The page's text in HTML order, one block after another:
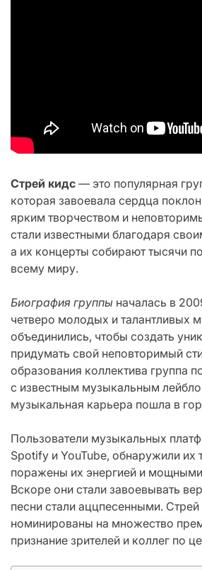
Стрей кидс — это популярная
которая завоевала сердца
ярким творчеством и
стали известными благодаря
а их концерты собирают тысячи
всему миру.
Биография группы началась в
четверо молодых и талантливых
объединились, чтобы создать
придумать свой неповторимый
образования коллектива группа
с известным музыкальным
музыкальная карьера пошла в
Пользователи музыкальных
Spotify и YouTube, обнаружили их
поражены их энергией и
Вскоре они стали завоевывать
песни стали аццпесенными.
номинированы на множество
признание зрителей и коллег по